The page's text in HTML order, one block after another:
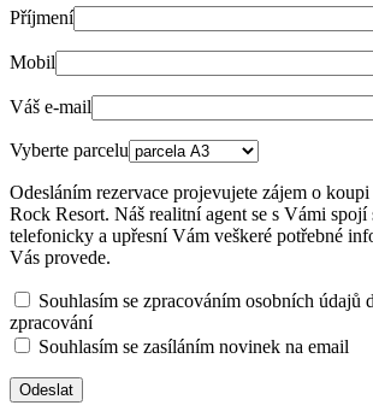
Příjmení
Mobil
Váš e-mail
Vyberte parcelu
Odesláním rezervace projevujete zájem o
Rock Resort. Náš realitní agent se s Vámi spojí
telefonicky a upřesní Vám veškeré potřebné
Vás provede.
Souhlasím se zpracováním osobních údajů
zpracování
Souhlasím se zasíláním novinek na email